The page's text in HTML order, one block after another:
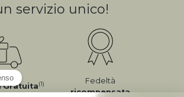
servizio unico!
Gratuita(1)
Fedeltà
ricompensata